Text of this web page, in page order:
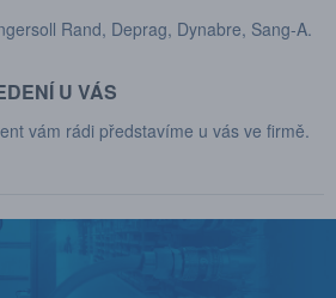
Rand, Deprag, Dynabre, Sang-A.
U VÁS
vám rádi představíme u vás ve firmě.